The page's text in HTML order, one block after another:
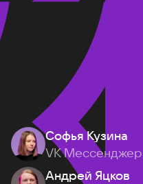
Софья Кузина
VK Мессенджер
Андрей Яцков